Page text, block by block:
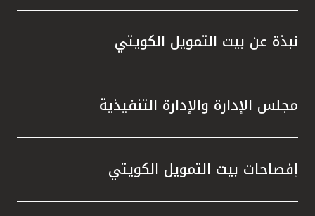
نبذة عن بيت التمويل الكويتي
مجلس الإدارة والإدارة التنفيذية
إفصاحات بيت التمويل الكويتي